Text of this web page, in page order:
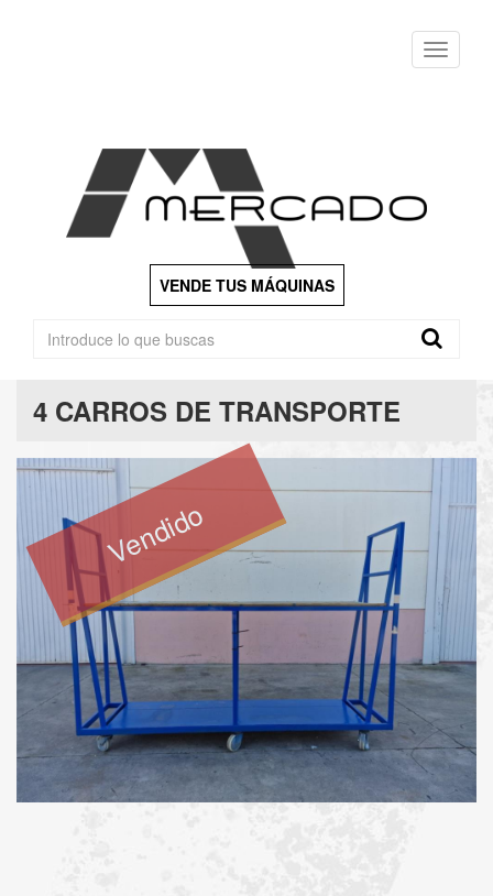
Menu
VENDE TUS MÁQUINAS
4 CARROS DE TRANSPORTE
Vendido